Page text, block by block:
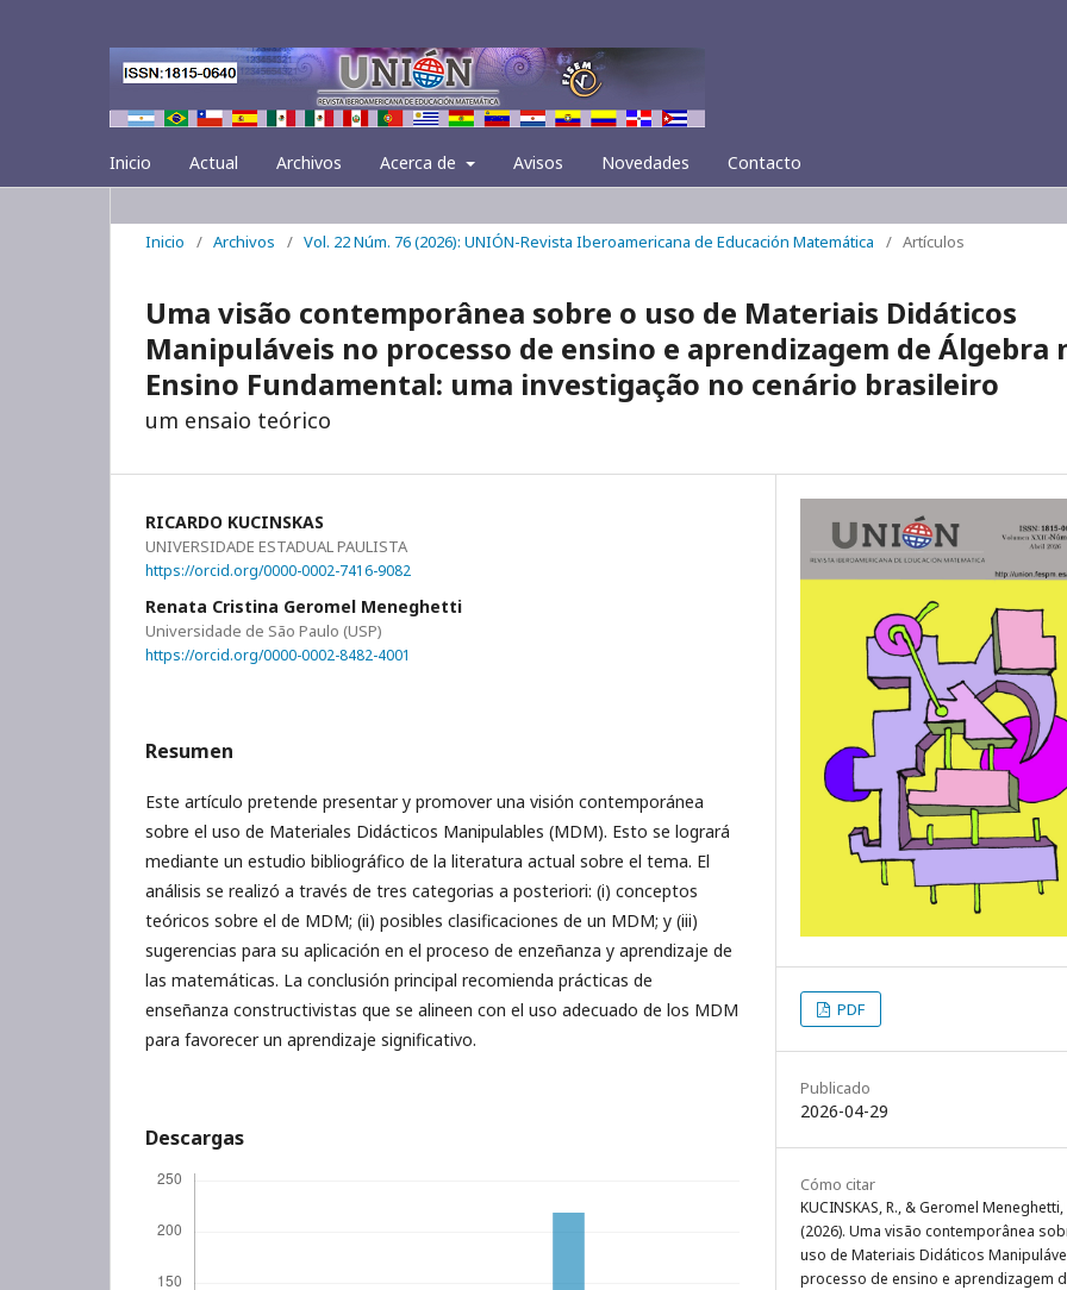
Inicio Actual Archivos Acerca de Avisos Novedades Contacto
Inicio / Archivos / Vol. 22 Núm. 76 (2026): UNIÓN-Revista Iberoamericana de Educación Matemática / Artículos
Uma visão contemporânea sobre o uso de Materiais Didáticos
Manipuláveis no processo de ensino e aprendizagem de Álgebra
Ensino Fundamental: uma investigação no cenário brasileiro
um ensaio teórico
RICARDO KUCINSKAS
UNIVERSIDADE ESTADUAL PAULISTA
https://orcid.org/0000-0002-7416-9082
Renata Cristina Geromel Meneghetti
Universidade de São Paulo (USP)
https://orcid.org/0000-0002-8482-4001
Resumen
Este artículo pretende presentar y promover una visión contemporánea
sobre el uso de Materiales Didácticos Manipulables (MDM). Esto se logrará
mediante un estudio bibliográfico de la literatura actual sobre el tema. El
análisis se realizó a través de tres categorias a posteriori: (i) conceptos
teóricos sobre el de MDM; (ii) posibles clasificaciones de un MDM; y (iii)
sugerencias para su aplicación en el proceso de enzeñanza y aprendizaje de
las matemáticas. La conclusión principal recomienda prácticas de
enseñanza constructivistas que se alineen con el uso adecuado de los MDM
para favorecer un aprendizaje significativo.
Descargas
PDF
Publicado
2026-04-29
Cómo citar
KUCINSKAS, R., & Geromel Meneghetti,
(2026). Uma visão contemporânea
uso de Materiais Didáticos
processo de ensino e aprendizagem